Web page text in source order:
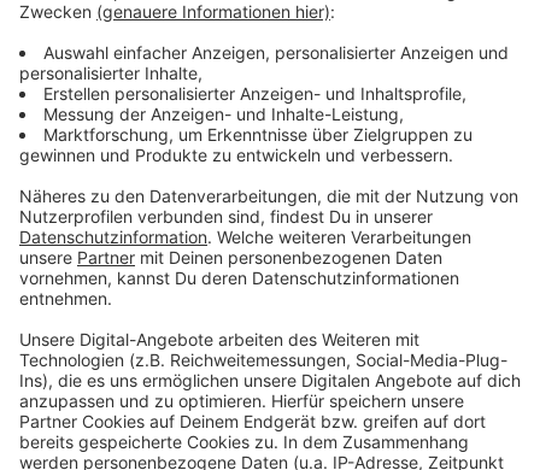
Anzeige
Weitere Infos und Links zum Thema:
Anzeige
Das ist die Arena:
Hier geht es zu DLive:
Hier findet ihr unsere Diskussion zum Arena-
Catering:
Anzeige